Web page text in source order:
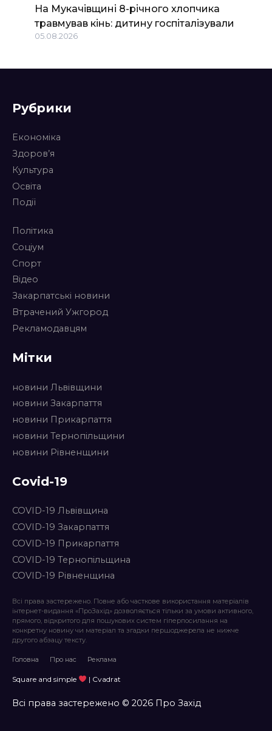
На Мукачівщині 8-річного хлопчика
травмував кінь: дитину госпіталізували
05.08.2026
Рубрики
Економіка
Здоров’я
Культура
Освіта
Події
Політика
Соціум
Спорт
Відео
Закарпатські новини
Втрачений Ужгород
Рекламодавцям
Мітки
новини Львівщини
новини Закарпаття
новини Прикарпаття
новини Тернопільщини
новини Рівненщини
Covid-19
COVID-19 Львівщина
COVID-19 Закарпаття
COVID-19 Прикарпаття
COVID-19 Тернопільщина
COVID-19 Рівненщина
Всі права застережено. Повне або часткове використання матеріалів
інтернет-видання «ПроЗахід» дозволяється тільки за умови активного,
прямого, відкритого для пошукових систем гіперпосилання на
конкретну новину чи матеріал та згадки першоджерела не нижче
другого абзацу тексту.
Головна Про нас Реклама
Square and simple | Cvadrat
Всі права застережено © 2026 Про Захід